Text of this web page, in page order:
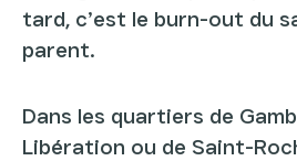
tard, c’est le burn-out du
parent.
Dans les quartiers de
Libération ou de Saint-